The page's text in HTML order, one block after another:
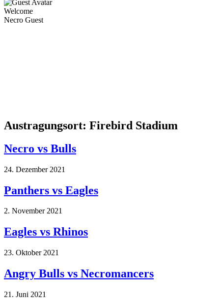
Welcome
Necro Guest
Austragungsort: Firebird Stadium
Necro vs Bulls
24. Dezember 2021
Panthers vs Eagles
2. November 2021
Eagles vs Rhinos
23. Oktober 2021
Angry Bulls vs Necromancers
21. Juni 2021